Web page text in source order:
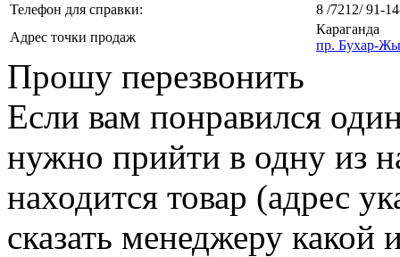
Телефон для справки:
8 /7212/ 91-
Адрес точки продаж
Караганда
пр. Бухар-
Прошу перезвонить
Если вам понравился
нужно прийти в одну из
находится товар (адрес
сказать менеджеру